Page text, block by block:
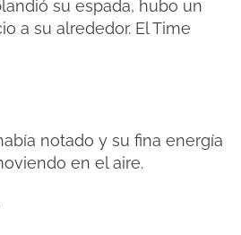
su espada, hubo un
a su alrededor. El Time
notado y su fina energía
en el aire.